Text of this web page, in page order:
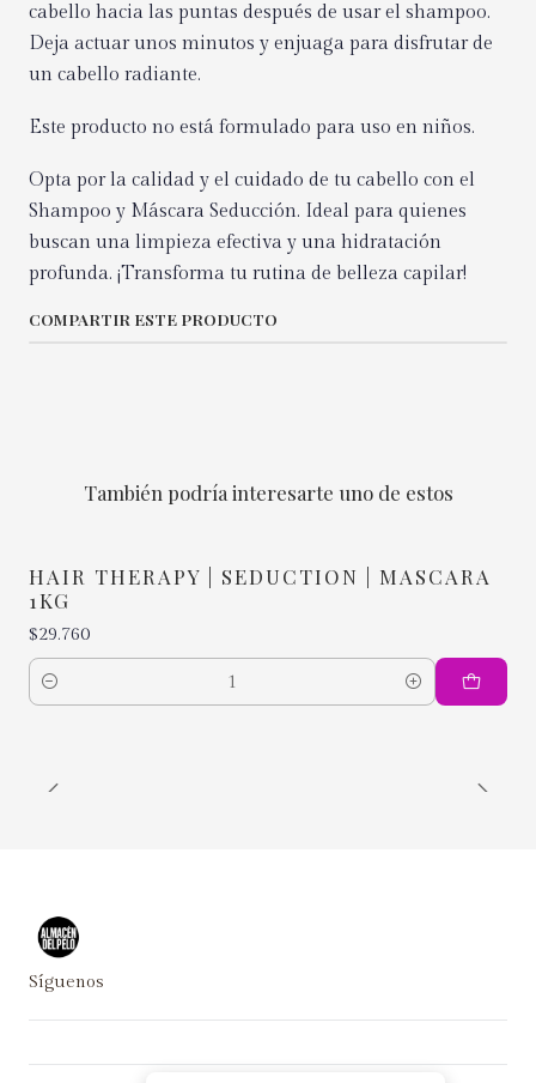
cabello hacia las puntas después de usar el shampoo.
Deja actuar unos minutos y enjuaga para disfrutar de
un cabello radiante.
Este producto no está formulado para uso en niños.
Opta por la calidad y el cuidado de tu cabello con el
Shampoo y Máscara Seducción. Ideal para quienes
buscan una limpieza efectiva y una hidratación
profunda. ¡Transforma tu rutina de belleza capilar!
COMPARTIR ESTE PRODUCTO
También podría interesarte uno de estos
HAIR THERAPY | SEDUCTION | MASCARA
1KG
$29.760
Cantidad
Síguenos